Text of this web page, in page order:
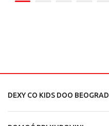
DEXY CO KIDS DOO BEOGRAD